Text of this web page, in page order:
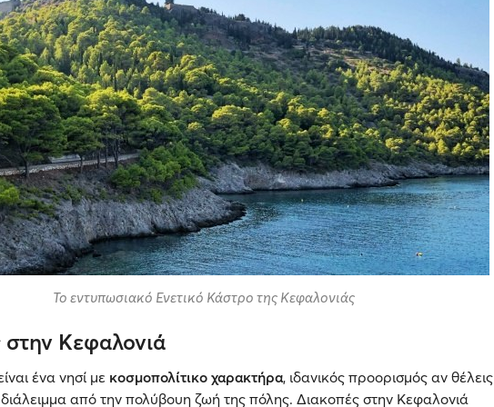
Το εντυπωσιακό Ενετικό Κάστρο της Κεφαλονιάς
στην Κεφαλονιά
ένα νησί με κοσμοπολίτικο χαρακτήρα, ιδανικός προορισμός αν θέλεις
από την πολύβουη ζωή της πόλης. Διακοπές στην Κεφαλονιά